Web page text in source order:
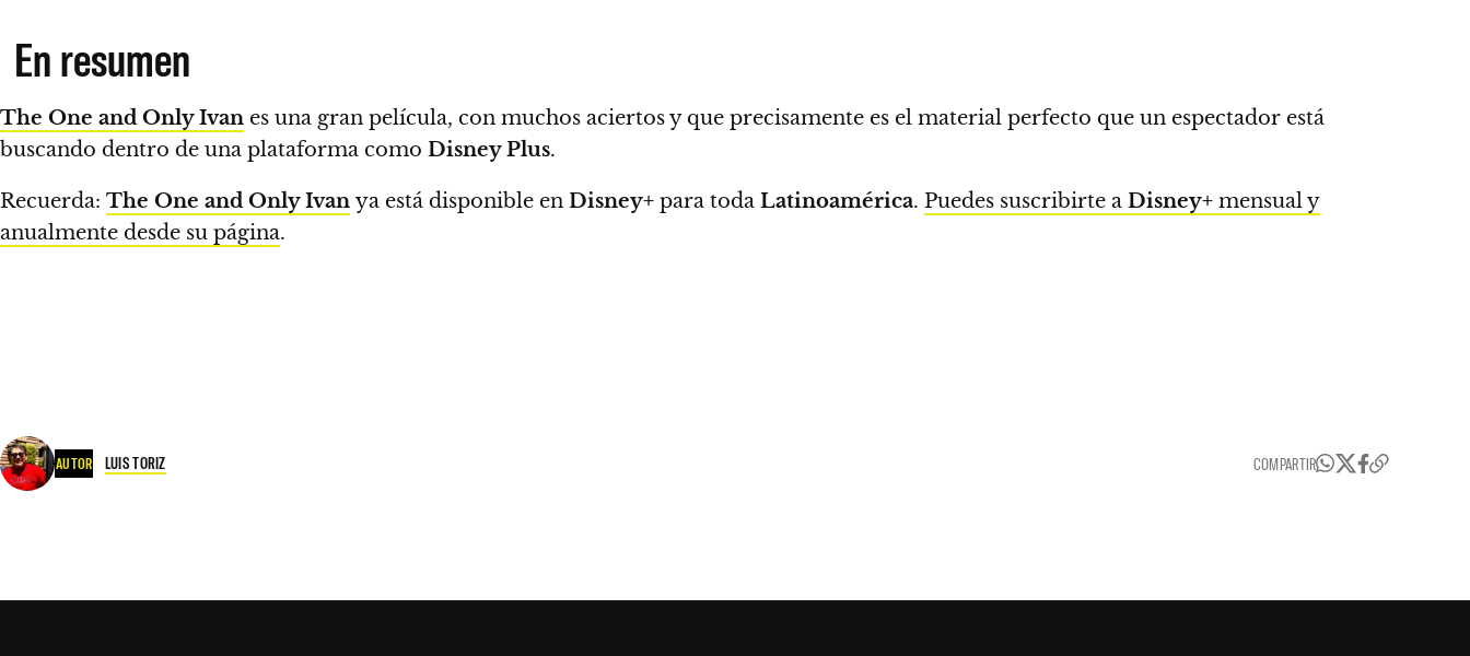
En resumen
The One and Only Ivan es una gran película, con muchos aciertos y que precisamente es el material perfecto que un espectador está
buscando dentro de una plataforma como Disney Plus.
Recuerda: The One and Only Ivan ya está disponible en Disney+ para toda Latinoamérica. Puedes suscribirte a Disney+ mensual y
anualmente desde su página.
AUTOR LUIS TORIZ COMPARTIR